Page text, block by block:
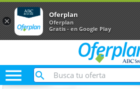

×
Oferplan
Oferplan
Gratis - en Google Play